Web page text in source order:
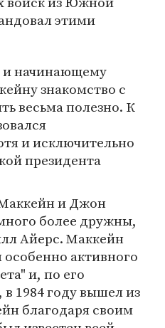
этими
и начинающему
знакомство с
весьма полезно. К
и исключительно
президента
и Джон
более дружны,
Айерс. Маккейн
активного
и, по его
1984 году вышел из
благодаря своим